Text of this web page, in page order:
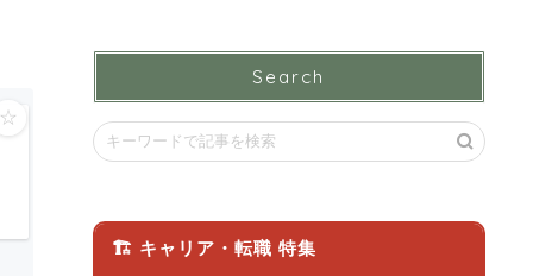
Search
🏗 キャリア・転職 特集